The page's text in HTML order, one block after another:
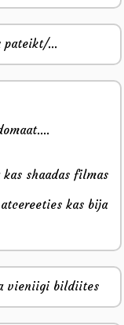
pateikt/...
shaadas filmas
kas bija
vieniigi bildiites